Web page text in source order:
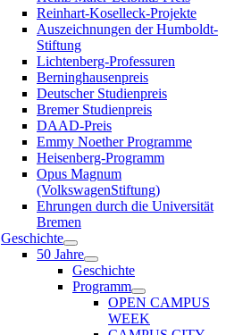
Reinhart-Koselleck-Projekte
Auszeichnungen der Humboldt-
Stiftung
Lichtenberg-Professuren
Berninghausenpreis
Deutscher Studienpreis
Bremer Studienpreis
DAAD-Preis
Emmy Noether Programme
Heisenberg-Programm
Opus Magnum
(VolkswagenStiftung)
Ehrungen durch die Universität
Bremen
Geschichte
50 Jahre
Geschichte
Programm
OPEN CAMPUS
WEEK